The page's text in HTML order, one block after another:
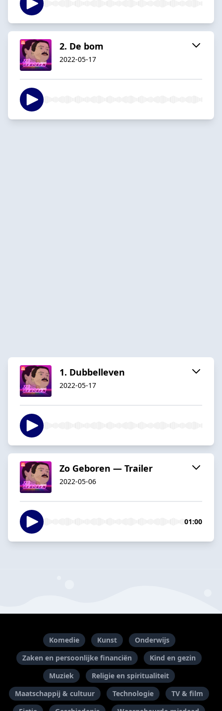
2. De bom
2022-05-17
1. Dubbelleven
2022-05-17
Zo Geboren — Trailer
2022-05-06
01:00
Komedie Kunst
Onderwijs
Zaken en persoonlijke financiën
Kind en gezin
Muziek
Religie en spiritualiteit
Maatschappij & cultuur
Technologie
TV & film